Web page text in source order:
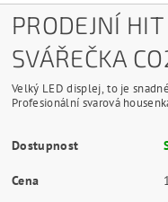
PRODEJNÍ
SVÁŘEČKA
Velký LED displej, to je
Profesionální svarová
Dostupnost
Cena